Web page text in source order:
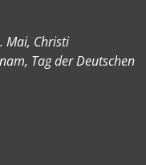
Mai, Christi
Tag der Deutschen